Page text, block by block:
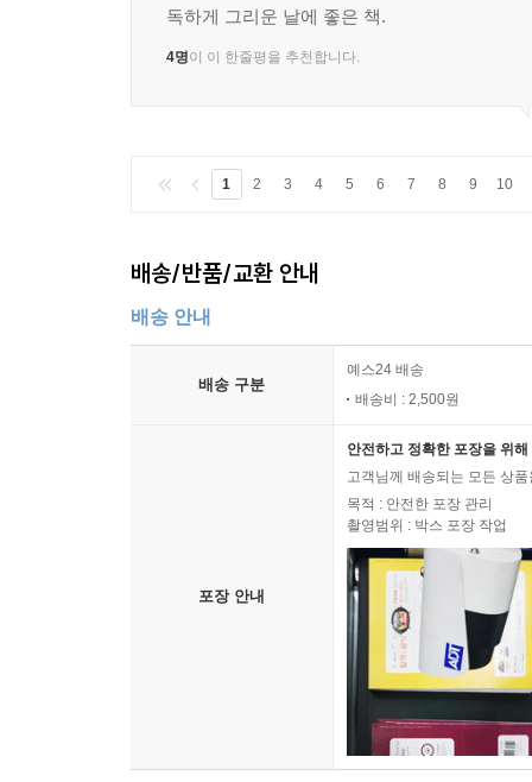
독하게 그리운 날에 좋은 책.
4명이 이 한줄평을 추천합니다.
1 2 3 4 5 6 7 8 9 10
배송/반품/교환 안내
배송 안내
배송 구분
예스24 배송
배송비 : 2,500원
포장 안내
안전하고 정확한 포장을 위
고객님께 배송되는 모든 상
목적 : 안전한 포장 관리
촬영범위 : 박스 포장 작업